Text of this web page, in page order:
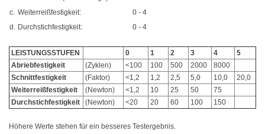
Grau
Oliv
Neon
c. Weiterreißfestigkeit:
0 - 4
d.
Durchstichfestigkeit: 0 - 4
LEISTUNGSSTUFEN 0 1 2 3 4
5
Abriebfestigkeit
(Zyklen) <100 100 500 2000
8000
Schnittfestigkeit
(Faktor) <1,2 1,2 2,5 5,0 10,0
20,0
Weiterreißfestigkeit
(Newton) <1,2 10 25 50
75
Durchstichfestigkeit
(Newton) <20 20 60 100 150
Höhere Werte stehen für ein besseres Testergebnis.